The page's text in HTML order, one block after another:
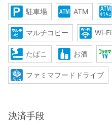
駐車場 ATM
マルチコピー Wi-Fi
たばこ お酒
ファミマフードドライブ
決済手段